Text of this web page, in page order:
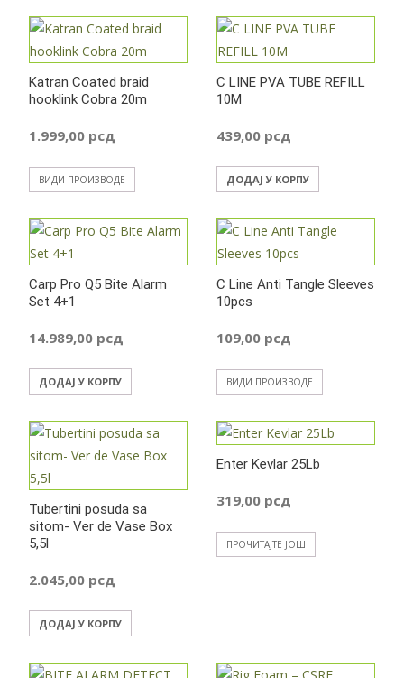
Katran Coated braid
hooklink Cobra 20m
1.999,00 рсд
ВИДИ ПРОИЗВОДЕ
C LINE PVA TUBE REFILL
10M
439,00 рсд
ДОДАЈ У КОРПУ
Carp Pro Q5 Bite Alarm
Set 4+1
14.989,00 рсд
ДОДАЈ У КОРПУ
C Line Anti Tangle Sleeves
10pcs
109,00 рсд
ВИДИ ПРОИЗВОДЕ
Tubertini posuda sa
sitom- Ver de Vase Box
5,5l
2.045,00 рсд
ДОДАЈ У КОРПУ
Enter Kevlar 25Lb
319,00 рсд
ПРОЧИТАЈТЕ ЈОШ